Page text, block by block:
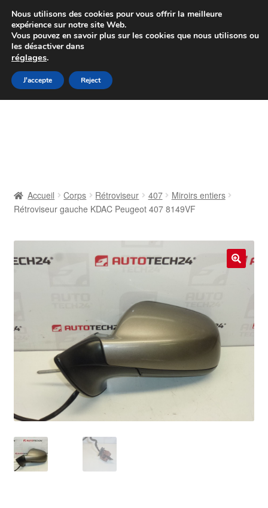
Colissimo livraison à partir de 7 EUR
Du lundi au vendredi de 9 h à 16 h
Aller
à
Aller
au
Contact
Livraison
Mon compte
Paiements
Panier
Politique de confidentialité
Procédure de Réclamation
Accueil Corps Rétroviseur 407
Miroirs entiers
Rétroviseur gauche KDAC Peugeot 407 8149VF
Nous utilisons des cookies pour vous offrir la meilleure
expérience sur notre site Web.
Vous pouvez en savoir plus sur les cookies que nous utilisons ou
les désactiver dans
réglages.
J'accepte Reject